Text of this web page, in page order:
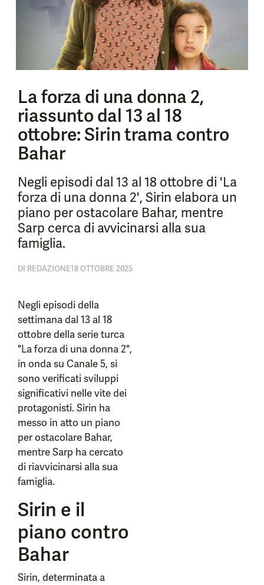
La forza di una donna 2,
riassunto dal 13 al 18
ottobre: Sirin trama contro
Bahar
Negli episodi dal 13 al 18 ottobre di 'La
forza di una donna 2', Sirin elabora un
piano per ostacolare Bahar, mentre
Sarp cerca di avvicinarsi alla sua
famiglia.
DI REDAZIONE18 OTTOBRE 2025
Negli episodi della
settimana dal 13 al 18
ottobre della serie turca
"La forza di una donna 2",
in onda su Canale 5, si
sono verificati sviluppi
significativi nelle vite dei
protagonisti. Sirin ha
messo in atto un piano
per ostacolare Bahar,
mentre Sarp ha cercato
di riavvicinarsi alla sua
famiglia.
Sirin e il
piano contro
Bahar
Sirin, determinata a